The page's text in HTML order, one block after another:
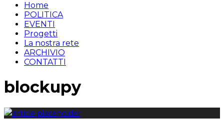
Home
POLITICA
EVENTI
Progetti
La nostra rete
ARCHIVIO
CONTATTI
blockupy